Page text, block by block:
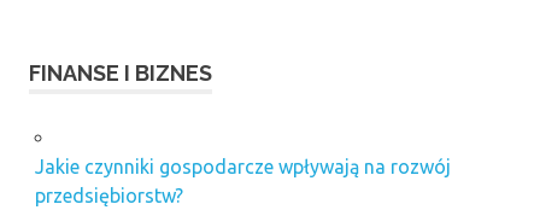
FINANSE I BIZNES
Jakie czynniki gospodarcze wpływają na rozwój
przedsiębiorstw?